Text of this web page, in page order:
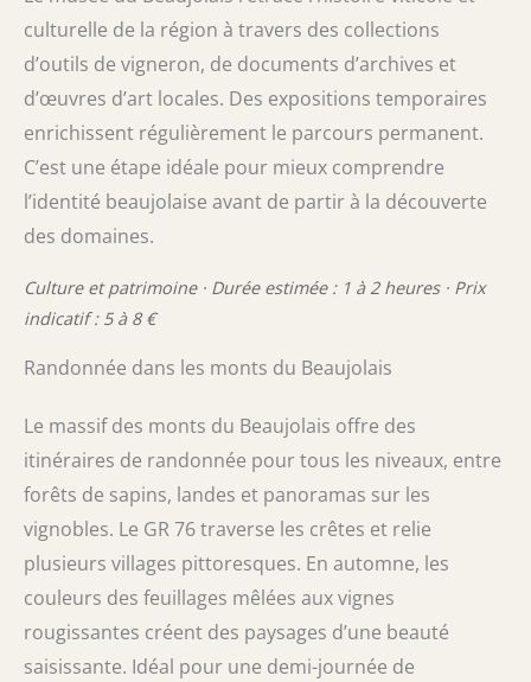
culturelle de la région à travers des collections
d’outils de vigneron, de documents d’archives et
d’œuvres d’art locales. Des expositions temporaires
enrichissent régulièrement le parcours permanent.
C’est une étape idéale pour mieux comprendre
l’identité beaujolaise avant de partir à la découverte
des domaines.
Culture et patrimoine · Durée estimée : 1 à 2 heures · Prix
indicatif : 5 à 8 €
Randonnée dans les monts du Beaujolais
Le massif des monts du Beaujolais offre des
itinéraires de randonnée pour tous les niveaux, entre
forêts de sapins, landes et panoramas sur les
vignobles. Le GR 76 traverse les crêtes et relie
plusieurs villages pittoresques. En automne, les
couleurs des feuillages mêlées aux vignes
rougissantes créent des paysages d’une beauté
saisissante. Idéal pour une demi-journée de